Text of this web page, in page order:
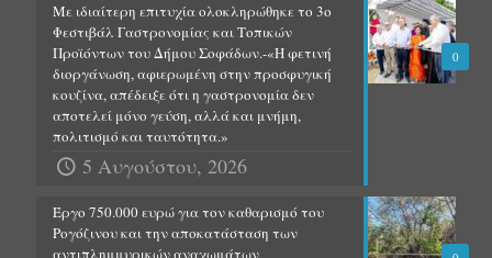
0
Με ιδιαίτερη επιτυχία ολοκληρώθηκε το 3ο
Φεστιβάλ Γαστρονομίας και Τοπικών
Προϊόντων του Δήμου Σοφάδων.-«Η φετινή
διοργάνωση, αφιερωμένη στην προσφυγική
κουζίνα, απέδειξε ότι η γαστρονομία δεν
αποτελεί μόνο γεύση, αλλά και μνήμη,
πολιτισμό και ταυτότητα.»
5 Αυγούστου, 2026
Έργο 750.000 ευρώ για τον καθαρισμό του
Ρογόζινου και την αποκατάσταση των
αντιπλημμυρικών αναχωμάτων